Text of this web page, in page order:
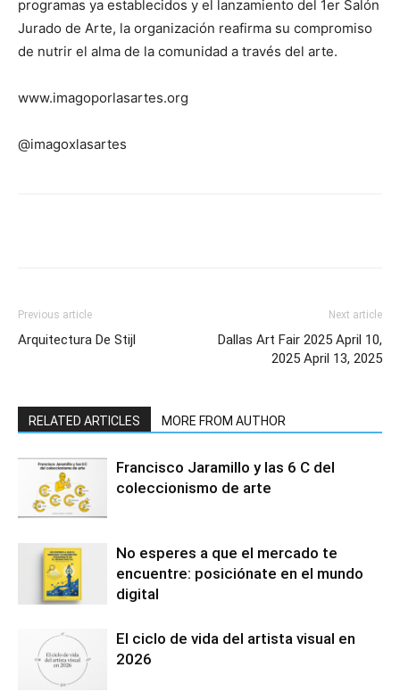
programas ya establecidos y el lanzamiento del 1er Salón
Jurado de Arte, la organización reafirma su compromiso
de nutrir el alma de la comunidad a través del arte.
www.imagoporlasartes.org
@imagoxlasartes
Previous article
Arquitectura De Stijl
Next article
Dallas Art Fair 2025 April 10,
2025 April 13, 2025
RELATED ARTICLES MORE FROM AUTHOR
Francisco Jaramillo y las 6 C del
coleccionismo de arte
No esperes a que el mercado te
encuentre: posiciónate en el mundo
digital
El ciclo de vida del artista visual en
2026